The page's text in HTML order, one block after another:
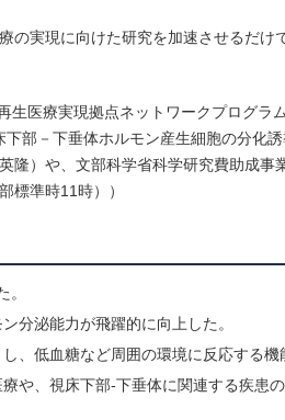
の実現に向けた研究を加速させるだけ
医療実現拠点ネットワークプログラ
部－下垂体ホルモン産生細胞の分化
隆）や、文部科学省科学研究費助成
標準時11時））
分泌能力が飛躍的に向上した。
、低血糖など周囲の環境に反応する機
や、視床下部-下垂体に関連する疾患